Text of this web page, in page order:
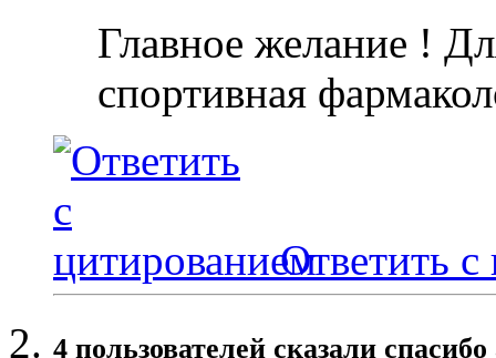
Главное желание !
спортивная
Ответить с
4 пользователей сказали